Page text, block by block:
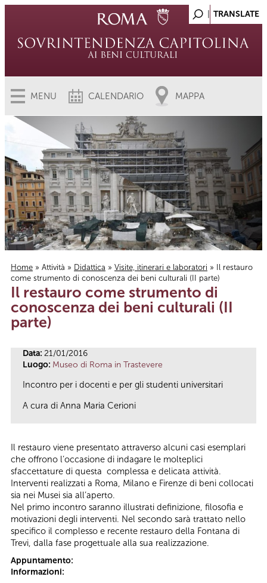
MENU CALENDARIO MAPPA
Tu sei qui
Home » Attività » Didattica » Visite, itinerari e laboratori » Il restauro
come strumento di conoscenza dei beni culturali (II parte)
Il restauro come strumento di
conoscenza dei beni culturali (II
parte)
Data: 21/01/2016
Luogo: Museo di Roma in Trastevere
Incontro per i docenti e per gli studenti universitari
A cura di Anna Maria Cerioni
Il restauro viene presentato attraverso alcuni casi esemplari
che offrono l’occasione di indagare le molteplici
sfaccettature di questa complessa e delicata attività.
Interventi realizzati a Roma, Milano e Firenze di beni collocati
sia nei Musei sia all’aperto.
Nel primo incontro saranno illustrati definizione, filosofia e
motivazioni degli interventi. Nel secondo sarà trattato nello
specifico il complesso e recente restauro della Fontana di
Trevi, dalla fase progettuale alla sua realizzazione.
Appuntamento:
Informazioni: